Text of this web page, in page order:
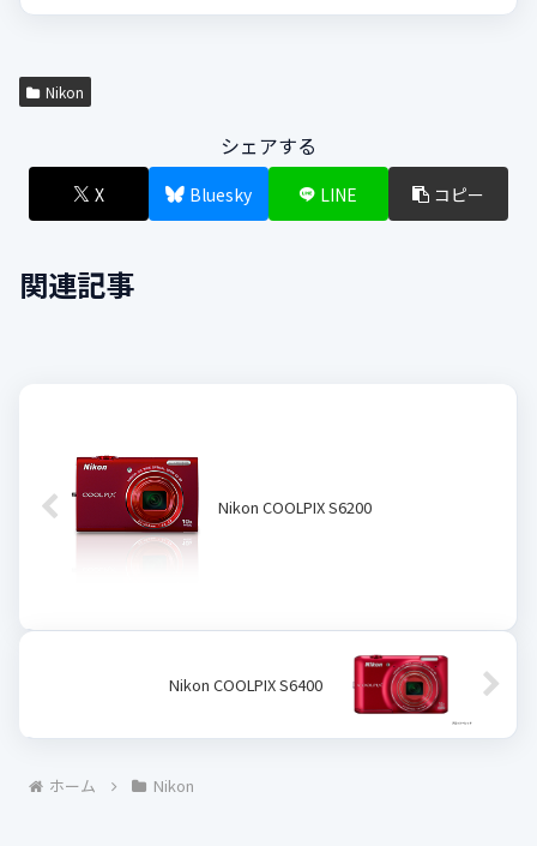
Nikon
シェアする
X Bluesky LINE コピー
関連記事
Nikon COOLPIX S6200
Nikon COOLPIX S6400
ホーム Nikon